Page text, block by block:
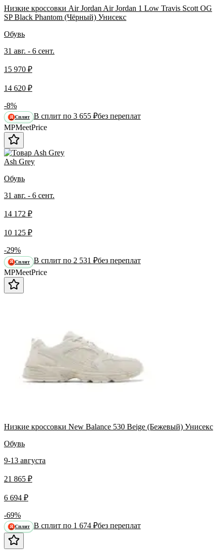
Низкие кроссовки Air Jordan Air Jordan 1 Low Travis Scott OG
SP Black Phantom (Чёрный) Унисекс
Обувь
31 авг. - 6 сент.
15 970 ₽
14 620 ₽
-8%
Я Сплит В сплит по 3 655 ₽без переплат
MPMeetPrice
Ash Grey
Обувь
31 авг. - 6 сент.
14 172 ₽
10 125 ₽
-29%
Я Сплит В сплит по 2 531 ₽без переплат
MPMeetPrice
Низкие кроссовки New Balance 530 Beige (Бежевый) Унисекс
Обувь
9-13 августа
21 865 ₽
6 694 ₽
-69%
Я Сплит В сплит по 1 674 ₽без переплат